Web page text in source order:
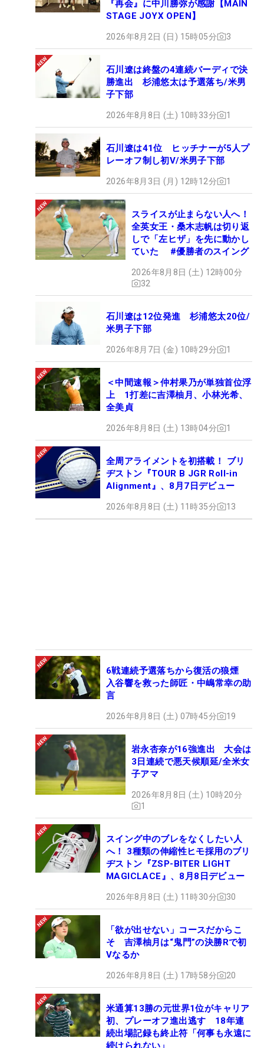
『再会』に中川勝弥が感謝【MAIN
STAGE JOYX OPEN】
2026年8月2日 (日) 15時05分 3
石川遼は終盤の4連続バーディで決
勝進出 杉浦悠太は予選落ち/米男
子下部
2026年8月8日 (土) 10時33分 1
石川遼は41位 ヒッチナーが5人プ
レーオフ制し初V/米男子下部
2026年8月3日 (月) 12時12分 1
スライスが止まらない人へ！
全英女王・桑木志帆は切り返
しで「左ヒザ」を先に動かし
ていた #優勝者のスイング
2026年8月8日 (土) 12時00分
32
石川遼は12位発進 杉浦悠太20位/
米男子下部
2026年8月7日 (金) 10時29分 1
＜中間速報＞仲村果乃が単独首位浮
上 1打差に吉澤柚月、小林光希、
全美貞
2026年8月8日 (土) 13時04分 1
全周アライメントを初搭載！ ブリ
ヂストン『TOUR B JGR Roll-in
Alignment』、8月7日デビュー
2026年8月8日 (土) 11時35分 13
6戦連続予選落ちから復活の狼煙
入谷響を救った師匠・中嶋常幸の助
言
2026年8月8日 (土) 07時45分 19
岩永杏奈が16強進出 大会は
3日連続で悪天候順延/全米女
子アマ
2026年8月8日 (土) 10時20分
1
スイング中のブレをなくしたい人
へ！ 3種類の伸縮性ヒモ採用のブリ
ヂストン『ZSP-BITER LIGHT
MAGICLACE』、8月8日デビュー
2026年8月8日 (土) 11時30分 30
「欲が出せない」コースだからこ
そ 吉澤柚月は“鬼門”の決勝Rで初
Vなるか
2026年8月8日 (土) 17時58分 20
米通算13勝の元世界1位がキャリア
初、プレーオフ進出逃す 18年連
続出場記録も終止符「何事も永遠に
続けられない」